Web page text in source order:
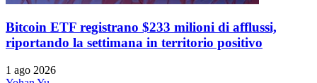
Bitcoin ETF registrano $233 milioni di afflussi,
riportando la settimana in territorio positivo
1 ago 2026